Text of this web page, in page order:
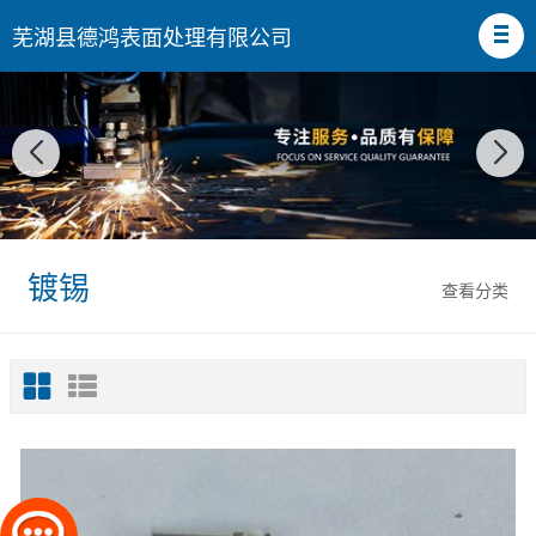
芜湖县德鸿表面处理有限公司
查看分类
镀锡